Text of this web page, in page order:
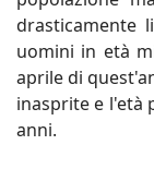
drasticamente
uomini in età
aprile di
inasprite e l'età
anni.